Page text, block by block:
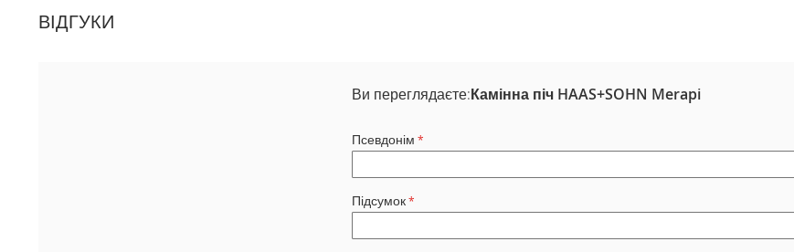
ВІДГУКИ
Ви переглядаєте:Камінна піч HAAS+SOHN Merapi
Псевдонім
Підсумок